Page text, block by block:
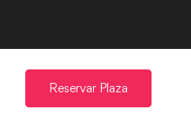
Reservar Plaza